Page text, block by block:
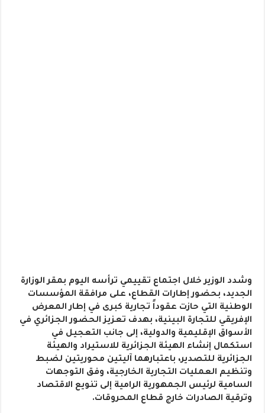
وشدد الوزير خلال اجتماع تقييمي ترأسه اليوم بمقر الوزارة
الجديد، بحضور إطارات القطاع، على مرافقة المؤسسات
الوطنية التي حازت عقوداً تجارية كبرى في إطار المعرض
الإفريقي للتجارة البينية، بهدف تعزيز الحضور الجزائري في
الأسواق الإقليمية والدولية، إلى جانب التعجيل في
استكمال إنشاء الهيئة الجزائرية للاستيراد والهيئة
الجزائرية للتصدير، باعتبارهما آليتين محوريتين لضبط
وتنظيم العمليات التجارية الخارجية، وفق التوجهات
السامية لرئيس الجمهورية الرامية إلى تنويع الاقتصاد
وترقية الصادرات خارج قطاع المحروقات.